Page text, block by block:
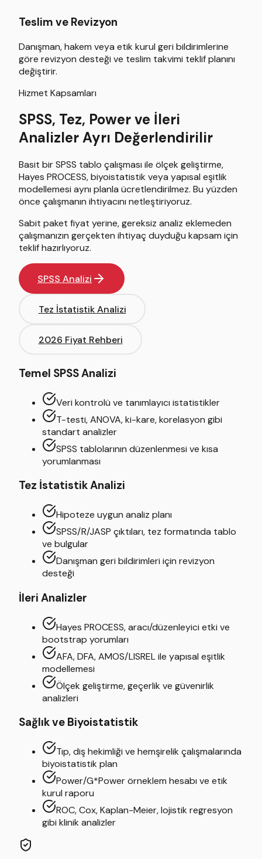
Teslim ve Revizyon
Danışman, hakem veya etik kurul geri bildirimlerine
göre revizyon desteği ve teslim takvimi teklif planını
değiştirir.
Hizmet Kapsamları
SPSS, Tez, Power ve İleri
Analizler Ayrı Değerlendirilir
Basit bir SPSS tablo çalışması ile ölçek geliştirme,
Hayes PROCESS, biyoistatistik veya yapısal eşitlik
modellemesi aynı planla ücretlendirilmez. Bu yüzden
önce çalışmanın ihtiyacını netleştiriyoruz.
Sabit paket fiyat yerine, gereksiz analiz eklemeden
çalışmanızın gerçekten ihtiyaç duyduğu kapsam için
teklif hazırlıyoruz.
SPSS Analizi
Tez İstatistik Analizi
2026 Fiyat Rehberi
Temel SPSS Analizi
Veri kontrolü ve tanımlayıcı istatistikler
T-testi, ANOVA, ki-kare, korelasyon gibi
standart analizler
SPSS tablolarının düzenlenmesi ve kısa
yorumlanması
Tez İstatistik Analizi
Hipoteze uygun analiz planı
SPSS/R/JASP çıktıları, tez formatında tablo
ve bulgular
Danışman geri bildirimleri için revizyon
desteği
İleri Analizler
Hayes PROCESS, aracı/düzenleyici etki ve
bootstrap yorumları
AFA, DFA, AMOS/LISREL ile yapısal eşitlik
modellemesi
Ölçek geliştirme, geçerlik ve güvenirlik
analizleri
Sağlık ve Biyoistatistik
Tıp, diş hekimliği ve hemşirelik çalışmalarında
biyoistatistik plan
Power/G*Power örneklem hesabı ve etik
kurul raporu
ROC, Cox, Kaplan-Meier, lojistik regresyon
gibi klinik analizler